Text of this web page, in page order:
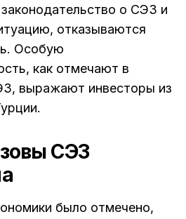
о СЭЗ и
отказываются
Особую
как отмечают в
выражают инвесторы из
СЭЗ
было отмечено,